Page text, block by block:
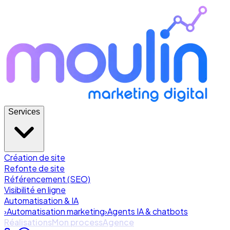
Services
Création de site
Refonte de site
Référencement (SEO)
Visibilité en ligne
Automatisation & IA
›Automatisation marketing›Agents IA & chatbots
RéalisationsMon processAgence